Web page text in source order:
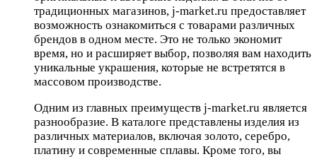
традиционных магазинов, j-market.ru предоставляет
возможность ознакомиться с товарами различных
брендов в одном месте. Это не только экономит
время, но и расширяет выбор, позволяя вам находить
уникальные украшения, которые не встретятся в
массовом производстве.
Одним из главных преимуществ j-market.ru является
разнообразие. В каталоге представлены изделия из
различных материалов, включая золото, серебро,
платину и современные сплавы. Кроме того, вы